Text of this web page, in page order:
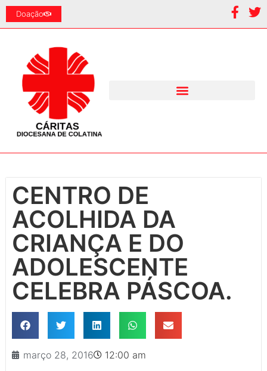
Doação
CENTRO DE
ACOLHIDA DA
CRIANÇA E DO
ADOLESCENTE
CELEBRA PÁSCOA.
março 28, 2016 12:00 am